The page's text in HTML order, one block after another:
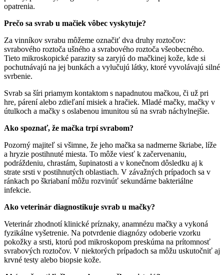
opatrenia.
Prečo sa svrab u mačiek vôbec vyskytuje?
Za vinníkov svrabu môžeme označiť dva druhy roztočov:
svrabového roztoča ušného a svrabového roztoča všeobecného.
Tieto mikroskopické parazity sa zaryjú do mačkinej kože, kde si
pochutnávajú na jej bunkách a vylučujú látky, ktoré vyvolávajú silné
svrbenie.
Svrab sa šíri priamym kontaktom s napadnutou mačkou, či už pri
hre, párení alebo zdieľaní misiek a hračiek. Mladé mačky, mačky v
útulkoch a mačky s oslabenou imunitou sú na svrab náchylnejšie.
Ako spoznať, že mačka trpí svrabom?
Pozorný majiteľ si všimne, že jeho mačka sa nadmerne škriabe, líže
a hryzie postihnuté miesta. To môže viesť k začervenaniu,
podráždeniu, chrastám, šupinatosti a v konečnom dôsledku aj k
strate srsti v postihnutých oblastiach. V závažných prípadoch sa v
ránkach po škriabaní môžu rozvinúť sekundárne bakteriálne
infekcie.
Ako veterinár diagnostikuje svrab u mačky?
Veterinár zhodnotí klinické príznaky, anamnézu mačky a vykoná
fyzikálne vyšetrenie. Na potvrdenie diagnózy odoberie vzorku
pokožky a srsti, ktorú pod mikroskopom preskúma na prítomnosť
svrabových roztočov. V niektorých prípadoch sa môžu uskutočniť aj
krvné testy alebo biopsie kože.